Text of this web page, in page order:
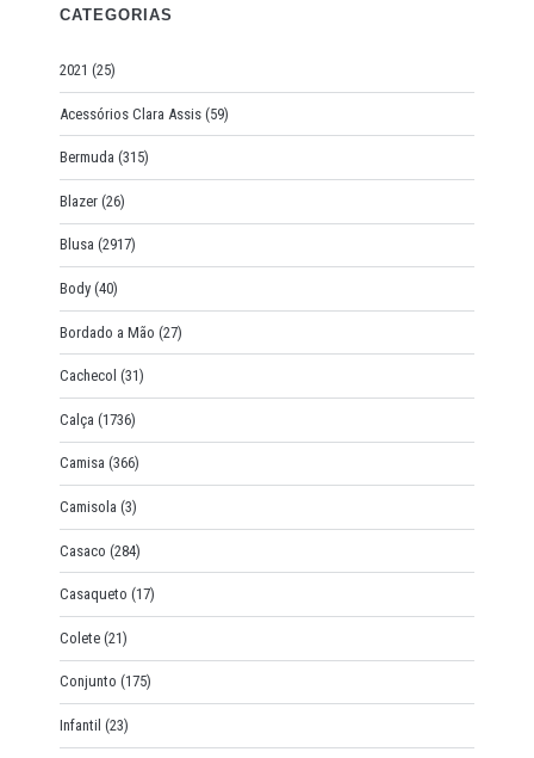
f
r
:
CATEGORIAS
2021 (25)
Acessórios Clara Assis (59)
Bermuda (315)
Blazer (26)
Blusa (2917)
Body (40)
Bordado a Mão (27)
Cachecol (31)
Calça (1736)
Camisa (366)
Camisola (3)
Casaco (284)
Casaqueto (17)
Colete (21)
Conjunto (175)
Infantil (23)